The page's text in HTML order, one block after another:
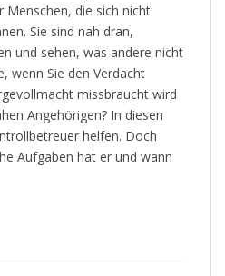
Menschen, die sich nicht
Sie sind nah dran,
und sehen, was andere nicht
wenn Sie den Verdacht
missbraucht wird
Angehörigen? In diesen
helfen. Doch
Aufgaben hat er und wann